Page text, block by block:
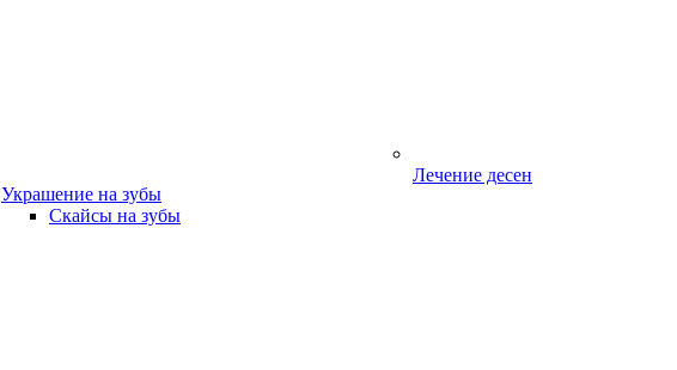
Украшение на зубы
Скайсы на зубы
Лечение десен